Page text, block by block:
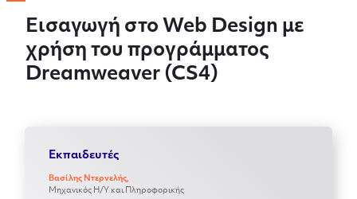
Εισαγωγή στο Web Design με
χρήση του προγράμματος
Dreamweaver (CS4)
Εκπαιδευτές
Βασίλης Ντερνελής,
Μηχανικός Η/Υ και Πληροφορικής